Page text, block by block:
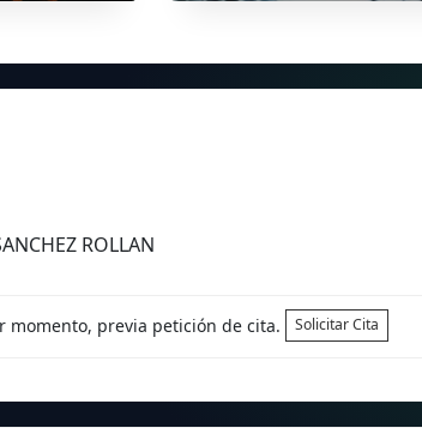
ROLLAN
previa petición de cita. Solicitar Cita